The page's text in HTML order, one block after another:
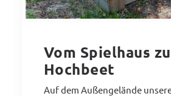
Vom Spielhaus
Hochbeet
Auf dem Außengelände